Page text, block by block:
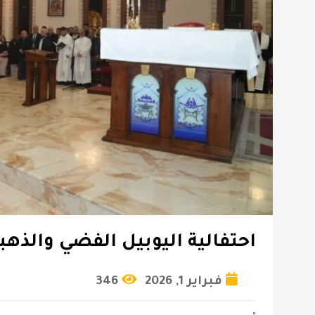
احتفالية اليوبيل الفضي
فبراير 1, 2026 346